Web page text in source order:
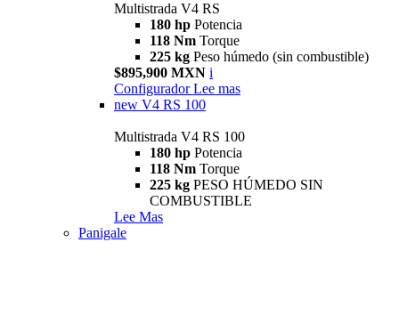
Multistrada V4 RS
180 hp Potencia
118 Nm Torque
225 kg Peso húmedo (sin combustible)
$895,900 MXN i
Configurador Lee mas
new V4 RS 100
Multistrada V4 RS 100
180 hp Potencia
118 Nm Torque
225 kg PESO HÚMEDO SIN
COMBUSTIBLE
Lee Mas
Panigale